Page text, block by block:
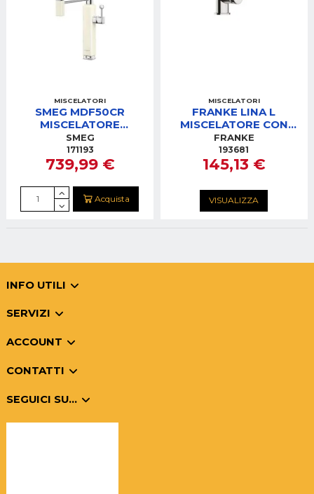
MISCELATORI
SMEG MDF50CR
MISCELATORE
C/DOCCETTA PANNA
ANNI50 MOBILE SEMI-
PROFESS.
SMEG
171193
739,99 €
Acquista
MISCELATORI
FRANKE LINA L
MISCELATORE CON
DOCC. CROMO
FRANKE
193681
145,13 €
VISUALIZZA
INFO UTILI
SERVIZI
ACCOUNT
CONTATTI
SEGUICI SU...